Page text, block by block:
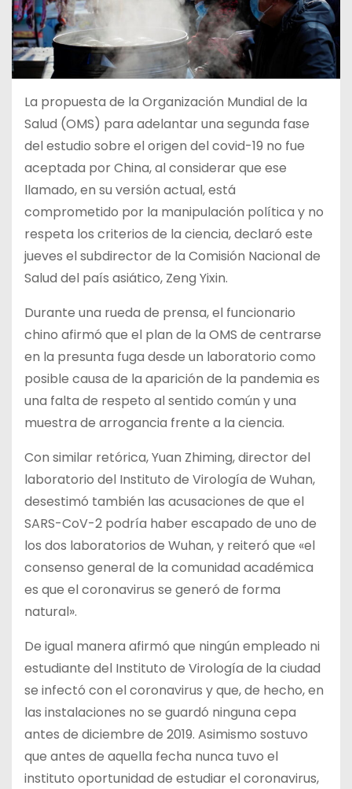
La propuesta de la Organización Mundial de la
Salud (OMS) para adelantar una segunda fase
del estudio sobre el origen del covid-19 no fue
aceptada por China, al considerar que ese
llamado, en su versión actual, está
comprometido por la manipulación política y no
respeta los criterios de la ciencia, declaró este
jueves el subdirector de la Comisión Nacional de
Salud del país asiático, Zeng Yixin.
Durante una rueda de prensa, el funcionario
chino afirmó que el plan de la OMS de centrarse
en la presunta fuga desde un laboratorio como
posible causa de la aparición de la pandemia es
una falta de respeto al sentido común y una
muestra de arrogancia frente a la ciencia.
Con similar retórica, Yuan Zhiming, director del
laboratorio del Instituto de Virología de Wuhan,
desestimó también las acusaciones de que el
SARS-CoV-2 podría haber escapado de uno de
los dos laboratorios de Wuhan, y reiteró que «el
consenso general de la comunidad académica
es que el coronavirus se generó de forma
natural».
De igual manera afirmó que ningún empleado ni
estudiante del Instituto de Virología de la ciudad
se infectó con el coronavirus y que, de hecho, en
las instalaciones no se guardó ninguna cepa
antes de diciembre de 2019. Asimismo sostuvo
que antes de aquella fecha nunca tuvo el
instituto oportunidad de estudiar el coronavirus,